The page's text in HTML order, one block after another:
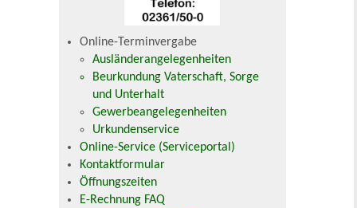
Online-Terminvergabe
Ausländerangelegenheiten
Beurkundung Vaterschaft, Sorge
und Unterhalt
Gewerbeangelegenheiten
Urkundenservice
Online-Service (Serviceportal)
Kontaktformular
Öffnungszeiten
E-Rechnung FAQ